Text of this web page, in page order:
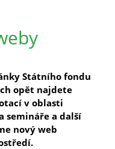
Státního fondu
opět najdete
v oblasti
semináře a další
nový web